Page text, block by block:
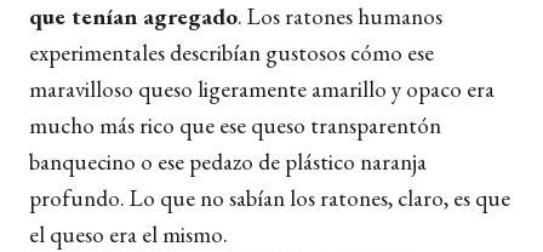
que tenían agregado. Los ratones humanos
experimentales describían gustosos cómo ese
maravilloso queso ligeramente amarillo y opaco era
mucho más rico que ese queso transparentón
banquecino o ese pedazo de plástico naranja
profundo. Lo que no sabían los ratones, claro, es que
el queso era el mismo.